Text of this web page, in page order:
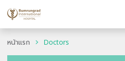
หน้าแรก Doctors